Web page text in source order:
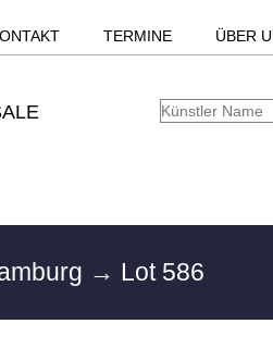
TERMINE ÜBER
→ Lot 586